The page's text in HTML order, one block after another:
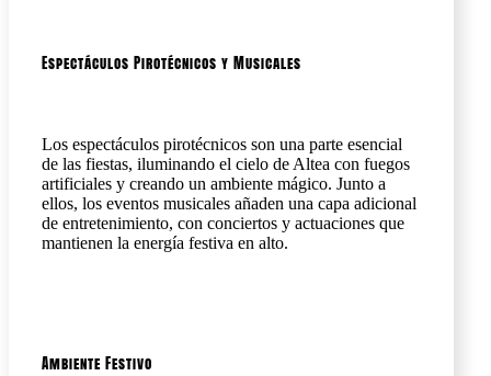
Espectáculos Pirotécnicos y Musicales
Los espectáculos pirotécnicos son una parte esencial
de las fiestas, iluminando el cielo de Altea con fuegos
artificiales y creando un ambiente mágico. Junto a
ellos, los eventos musicales añaden una capa adicional
de entretenimiento, con conciertos y actuaciones que
mantienen la energía festiva en alto.
Ambiente Festivo